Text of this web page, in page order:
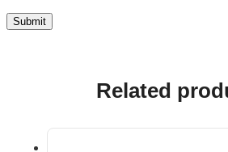
Related